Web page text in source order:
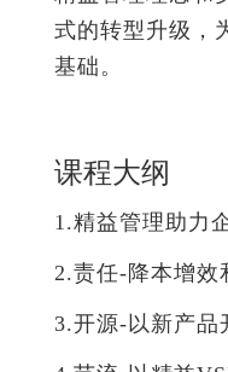
式的转型升级，
基础。
课程大纲
1.精益管理助力
2.责任-降本增效
3.开源-以新产品